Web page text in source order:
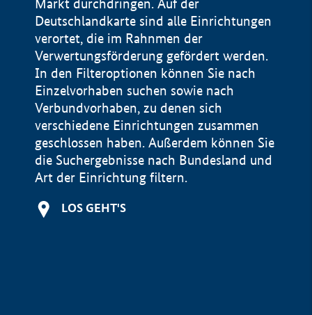
Markt durchdringen. Auf der
Deutschlandkarte sind alle Einrichtungen
verortet, die im Rahnmen der
Verwertungsförderung gefördert werden.
In den Filteroptionen können Sie nach
Einzelvorhaben suchen sowie nach
Verbundvorhaben, zu denen sich
verschiedene Einrichtungen zusammen
geschlossen haben. Außerdem können Sie
die Suchergebnisse nach Bundesland und
Art der Einrichtung filtern.
LOS GEHT'S